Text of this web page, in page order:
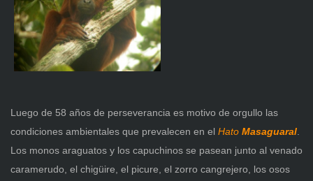
Luego de 58 años de perseverancia es motivo de orgullo las
condiciones ambientales que prevalecen en el Hato Masaguaral.
Los monos araguatos y los capuchinos se pasean junto al venado
caramerudo, el chigüire, el picure, el zorro cangrejero, los osos